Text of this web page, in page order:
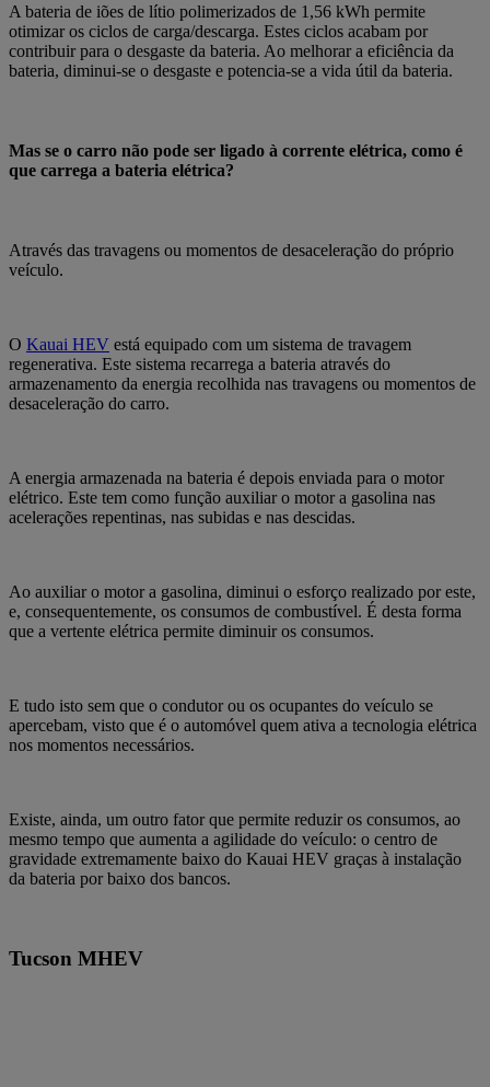
A bateria de iões de lítio polimerizados de 1,56 kWh permite
otimizar os ciclos de carga/descarga. Estes ciclos acabam por
contribuir para o desgaste da bateria. Ao melhorar a eficiência da
bateria, diminui-se o desgaste e potencia-se a vida útil da bateria.
Mas se o carro não pode ser ligado à corrente elétrica, como é
que carrega a bateria elétrica?
Através das travagens ou momentos de desaceleração do próprio
veículo.
O Kauai HEV está equipado com um sistema de travagem
regenerativa. Este sistema recarrega a bateria através do
armazenamento da energia recolhida nas travagens ou momentos de
desaceleração do carro.
A energia armazenada na bateria é depois enviada para o motor
elétrico. Este tem como função auxiliar o motor a gasolina nas
acelerações repentinas, nas subidas e nas descidas.
Ao auxiliar o motor a gasolina, diminui o esforço realizado por este,
e, consequentemente, os consumos de combustível. É desta forma
que a vertente elétrica permite diminuir os consumos.
E tudo isto sem que o condutor ou os ocupantes do veículo se
apercebam, visto que é o automóvel quem ativa a tecnologia elétrica
nos momentos necessários.
Existe, ainda, um outro fator que permite reduzir os consumos, ao
mesmo tempo que aumenta a agilidade do veículo: o centro de
gravidade extremamente baixo do Kauai HEV graças à instalação
da bateria por baixo dos bancos.
Tucson MHEV